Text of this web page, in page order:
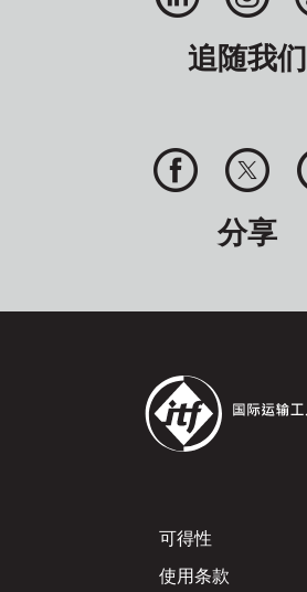
追随我们
分享
Footer
可得性
使用条款